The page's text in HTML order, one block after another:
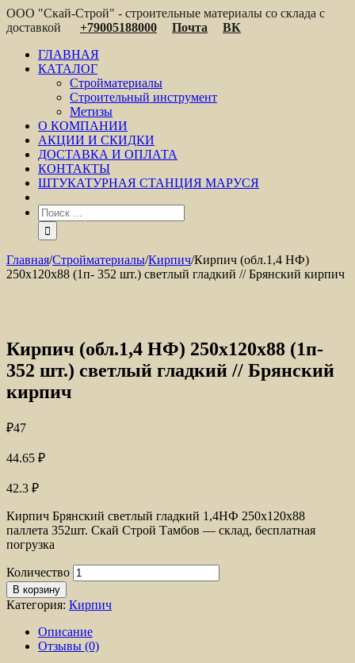
ООО "Скай-Строй" - строительные материалы со склада с
доставкой
+79005188000 Почта
ВК
ГЛАВНАЯ
КАТАЛОГ
Стройматериалы
Строительный инструмент
Метизы
О КОМПАНИИ
АКЦИИ И СКИДКИ
ДОСТАВКА И ОПЛАТА
КОНТАКТЫ
ШТУКАТУРНАЯ СТАНЦИЯ МАРУСЯ
Главная/Стройматериалы/Кирпич/Кирпич (обл.1,4 НФ)
250x120x88 (1п- 352 шт.) светлый гладкий // Брянский кирпич
Кирпич (обл.1,4 НФ) 250x120x88 (1п-
352 шт.) светлый гладкий // Брянский
кирпич
₽47
44.65 ₽
42.3 ₽
Кирпич Брянский светлый гладкий 1,4НФ 250x120x88
паллета 352шт. Скай Строй Тамбов — склад, бесплатная
погрузка
Количество
В корзину
Категория: Кирпич
Описание
Отзывы (0)